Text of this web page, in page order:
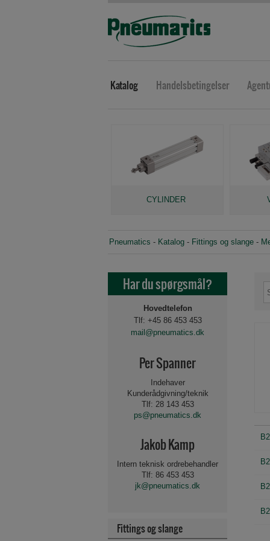
Katalog Handelsbetingelser
CYLINDER
Pneumatics - Katalog - Fittings og slange -
Har du spørgsmål?
Hovedtelefon
Tlf: +45 86 453 453
mail@pneumatics.dk
Per Spanner
Indehaver
Kunderådgivning/teknik
Tlf: 28 143 453
ps@pneumatics.dk
Jakob Kamp
Intern teknisk ordrebehandler
Tlf: 86 453 453
jk@pneumatics.dk
Beslag og tilbehør for
Spole for magnetvent
Luftbehandling 1/8"-
Fittings og slange